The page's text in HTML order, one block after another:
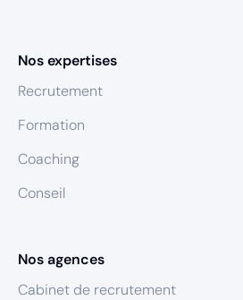
Nos expertises
Recrutement
Formation
Coaching
Conseil
Nos agences
Cabinet de recrutement